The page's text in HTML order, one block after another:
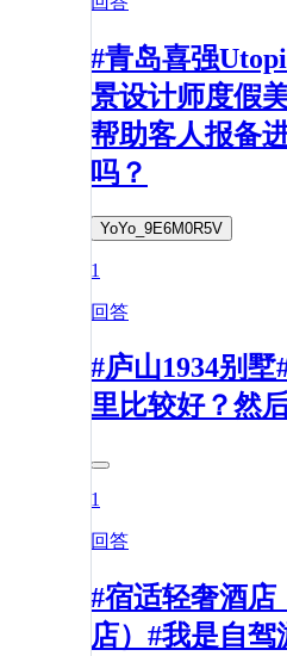
#青岛喜强
景设计师度假
帮助客人报备
吗？
YoYo_9E6M0R5V
1
回答
#庐山1934别
里比较好？然
1
回答
#宿适轻奢酒
店）#我是自